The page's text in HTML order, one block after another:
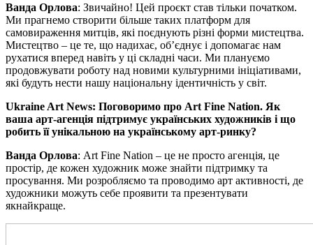
Ванда Орлова: Звичайно! Цей проєкт став тільки початком.
Ми прагнемо створити більше таких платформ для
самовираження митців, які поєднують різні форми мистецтва.
Мистецтво – це те, що надихає, об’єднує і допомагає нам
рухатися вперед навіть у ці складні часи. Ми плануємо
продовжувати роботу над новими культурними ініціативами,
які будуть нести нашу національну ідентичність у світ.
Ukraine Art News: Поговоримо про Art Fine Nation. Як
ваша арт-агенція підтримує українських художників і що
робить її унікальною на українському арт-ринку?
Ванда Орлова: Art Fine Nation – це не просто агенція, це
простір, де кожен художник може знайти підтримку та
просування. Ми розробляємо та проводимо арт активності, де
художники можуть себе проявити та презентувати
якнайкраще.